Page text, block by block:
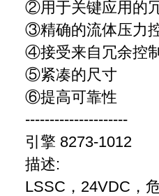
②用于关键应用的
③精确的流体压力
④接受来自冗余控
⑤紧凑的尺寸
⑥提高可靠性
---------------------
引擎 8273-1012
描述:
LSSC，24VDC，